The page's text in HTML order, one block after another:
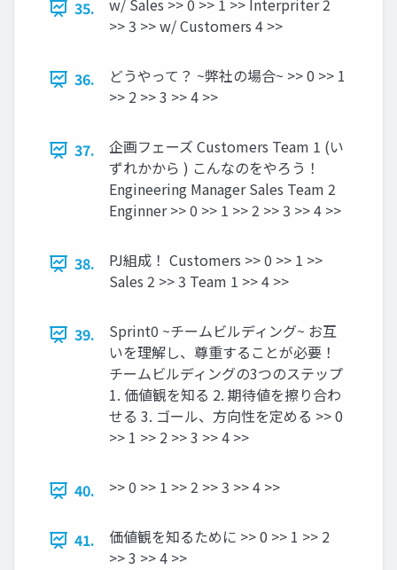
35.
w/ Sales >> 0 >> 1 >> Interpriter 2
>> 3 >> w/ Customers 4 >>
36.
どうやって？ ~弊社の場合~ >> 0 >> 1
>> 2 >> 3 >> 4 >>
37.
企画フェーズ Customers Team 1 (い
ずれかから ) こんなのをやろう！
Engineering Manager Sales Team 2
Enginner >> 0 >> 1 >> 2 >> 3 >> 4 >>
38.
PJ組成！ Customers >> 0 >> 1 >>
Sales 2 >> 3 Team 1 >> 4 >>
39.
Sprint0 ~チームビルディング~ お互
いを理解し、尊重することが必要！
チームビルディングの3つのステップ
1. 価値観を知る 2. 期待値を擦り合わ
せる 3. ゴール、方向性を定める >> 0
>> 1 >> 2 >> 3 >> 4 >>
40. >> 0 >> 1 >> 2 >> 3 >> 4 >>
41.
価値観を知るために >> 0 >> 1 >> 2
>> 3 >> 4 >>